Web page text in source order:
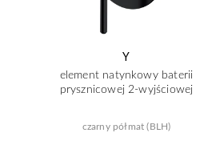
Y
element natynkowy baterii
prysznicowej 2-wyjściowej
czarny półmat (BLH)